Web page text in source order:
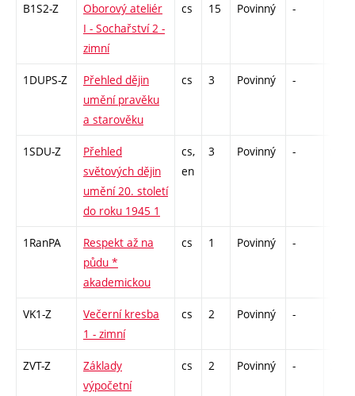
B1S2-Z
Oborový ateliér
I - Sochařství 2 -
zimní
cs 15 Povinný -
1DUPS-Z
Přehled dějin
umění pravěku
a starověku
cs 3 Povinný -
1SDU-Z
Přehled
světových dějin
umění 20. století
do roku 1945 1
cs,
en
3 Povinný -
1RanPA
Respekt až na
půdu *
akademickou
cs 1 Povinný -
VK1-Z
Večerní kresba
1 - zimní
cs 2 Povinný -
ZVT-Z
Základy
výpočetní
cs 2 Povinný -